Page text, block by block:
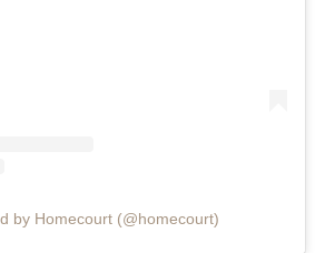
by Homecourt (@homecourt)